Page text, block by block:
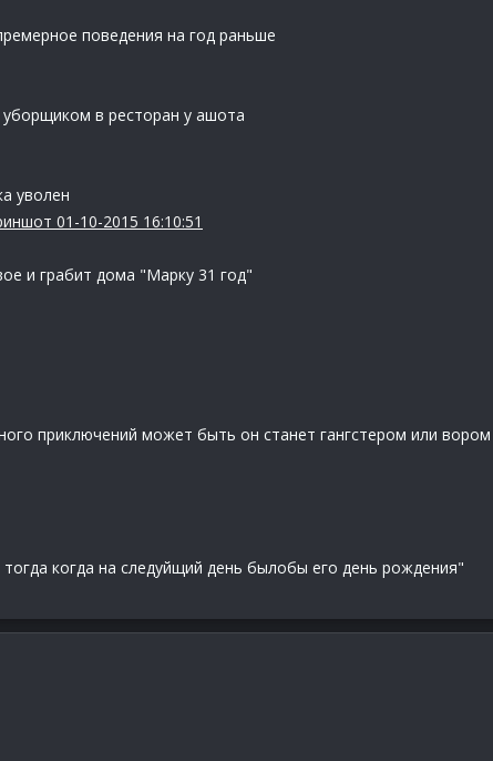
поведения на год раньше
в ресторан у ашота
уволен
01-10-2015 16:10:51
и грабит дома "Марку 31 год"
приключений может быть он станет гангстером или
когда на следуйщий день былобы его день рождения"